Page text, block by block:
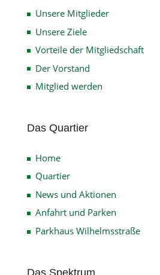
Unsere Mitglieder
Unsere Ziele
Vorteile der Mitgliedschaft
Der Vorstand
Mitglied werden
Das Quartier
Home
Quartier
News und Aktionen
Anfahrt und Parken
Parkhaus Wilhelmsstraße
Das Spektrum